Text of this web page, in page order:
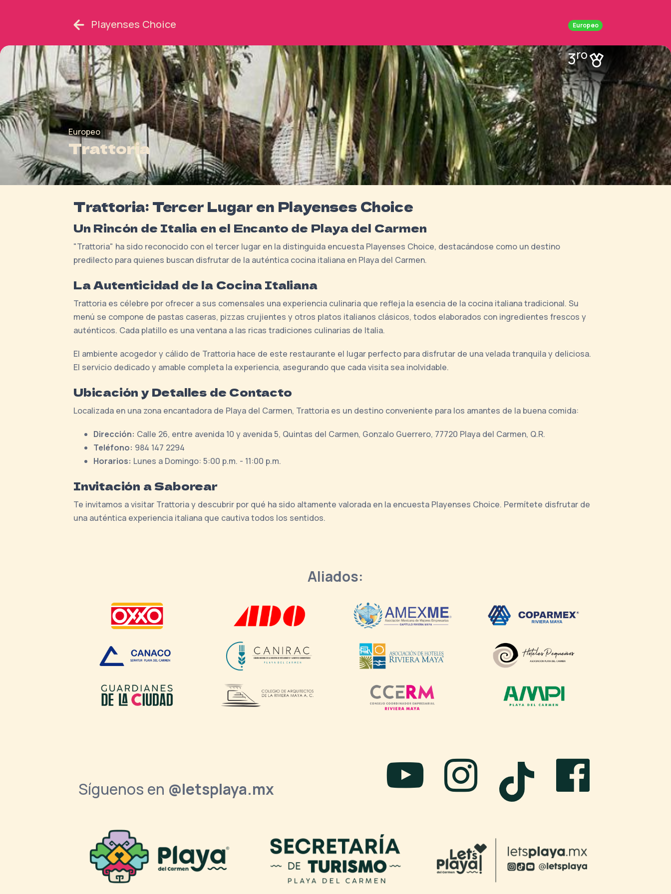
Playenses Choice Europeo
3ro
Europeo
Trattoria
Trattoria: Tercer Lugar en Playenses Choice
Un Rincón de Italia en el Encanto de Playa del Carmen
"Trattoria" ha sido reconocido con el tercer lugar en la distinguida encuesta Playenses Choice, destacándose como un destino
predilecto para quienes buscan disfrutar de la auténtica cocina italiana en Playa del Carmen.
La Autenticidad de la Cocina Italiana
Trattoria es célebre por ofrecer a sus comensales una experiencia culinaria que refleja la esencia de la cocina italiana tradicional. Su
menú se compone de pastas caseras, pizzas crujientes y otros platos italianos clásicos, todos elaborados con ingredientes frescos y
auténticos. Cada platillo es una ventana a las ricas tradiciones culinarias de Italia.
El ambiente acogedor y cálido de Trattoria hace de este restaurante el lugar perfecto para disfrutar de una velada tranquila y deliciosa.
El servicio dedicado y amable completa la experiencia, asegurando que cada visita sea inolvidable.
Ubicación y Detalles de Contacto
Localizada en una zona encantadora de Playa del Carmen, Trattoria es un destino conveniente para los amantes de la buena comida:
Dirección: Calle 26, entre avenida 10 y avenida 5, Quintas del Carmen, Gonzalo Guerrero, 77720 Playa del Carmen, Q.R.
Teléfono: 984 147 2294
Horarios: Lunes a Domingo: 5:00 p.m. - 11:00 p.m.
Invitación a Saborear
Te invitamos a visitar Trattoria y descubrir por qué ha sido altamente valorada en la encuesta Playenses Choice. Permítete disfrutar de
una auténtica experiencia italiana que cautiva todos los sentidos.
Aliados:
Síguenos en @letsplaya.mx